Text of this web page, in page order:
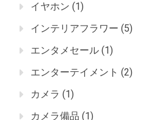
イヤホン (1)
インテリアフラワー (5)
エンタメセール (1)
エンターテイメント (2)
カメラ (1)
カメラ備品 (1)